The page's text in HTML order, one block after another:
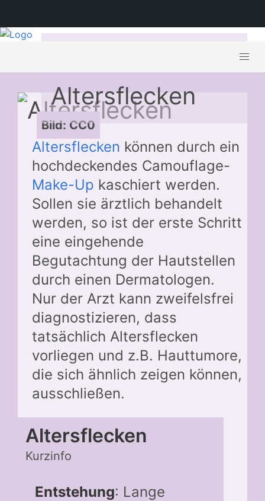
Bild: CC0
Altersflecken
Altersflecken können durch ein
hochdeckendes Camouflage-
Make-Up kaschiert werden.
Sollen sie ärztlich behandelt
werden, so ist der erste Schritt
eine eingehende
Begutachtung der Hautstellen
durch einen Dermatologen.
Nur der Arzt kann zweifelsfrei
diagnostizieren, dass
tatsächlich Altersflecken
vorliegen und z.B. Hauttumore,
die sich ähnlich zeigen können,
ausschließen.
Altersflecken
Kurzinfo
Entstehung: Lange